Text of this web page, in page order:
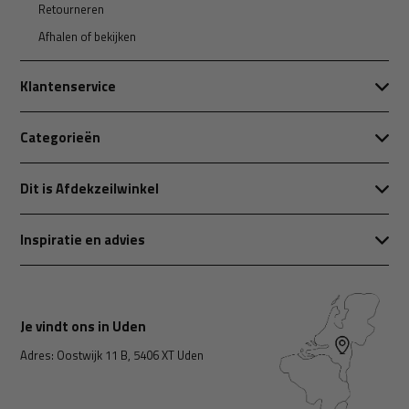
Retourneren
Afhalen of bekijken
Klantenservice
Categorieën
Dit is Afdekzeilwinkel
Inspiratie en advies
Je vindt ons in Uden
Adres: Oostwijk 11 B, 5406 XT Uden